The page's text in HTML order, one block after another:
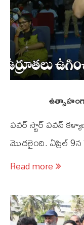
పవర్ స్టార్ పవన్
మొదలైంది. ఏప్రిల్ 9న
Read more